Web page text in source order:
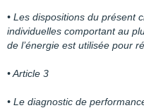
• Les dispositions du présent
individuelles comportant au
de l’énergie est utilisée pour
• Article 3
• Le diagnostic de